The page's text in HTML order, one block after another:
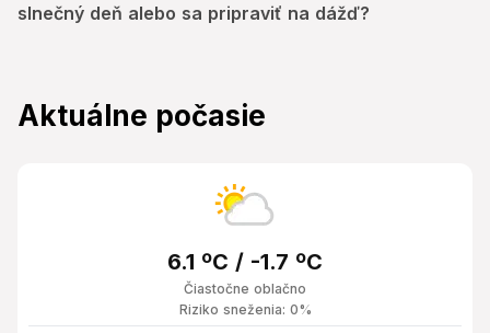
slnečný deň alebo sa pripraviť na dážď?
Aktuálne počasie
Čiastočne oblačno
6.1 ºC / -1.7 ºC
Riziko sneženia: 0%